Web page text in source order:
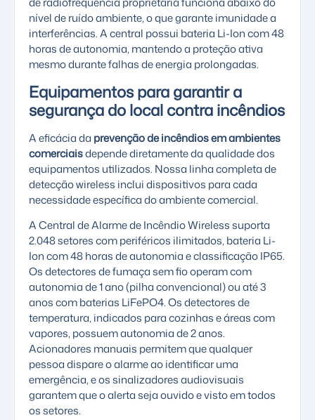
nível de ruído ambiente, o que garante imunidade a
interferências. A central possui bateria Li-Ion com 48
horas de autonomia, mantendo a proteção ativa
mesmo durante falhas de energia prolongadas.
Equipamentos para garantir a
segurança do local contra incêndios
A eficácia da prevenção de incêndios em ambientes
comerciaisdepende diretamente da qualidade dos
equipamentos utilizados. Nossa linha completa de
detecção wireless inclui dispositivos para cada
necessidade específica do ambiente comercial.
A Central de Alarme de Incêndio Wireless suporta
2.048 setores com periféricos ilimitados, bateria Li-
Ion com 48 horas de autonomia e classificação IP65.
Os detectores de fumaça sem fio operam com
autonomia de 1 ano (pilha convencional) ou até 3
anos com baterias LiFePO4. Os detectores de
temperatura, indicados para cozinhas e áreas com
vapores, possuem autonomia de 2 anos.
Acionadores manuais permitem que qualquer
pessoa dispare o alarme ao identificar uma
emergência, e os sinalizadores audiovisuais
garantem que o alerta seja ouvido e visto em todos
os setores.